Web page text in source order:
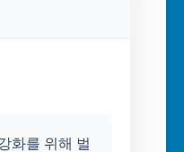
화를 위해 벌